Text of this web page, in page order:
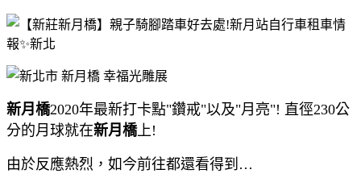
新月橋2020年最新打卡點"鑽戒"以及"月亮"! 直徑230公
分的月球就在新月橋上!
由於反應熱烈，如今前往都還看得到…